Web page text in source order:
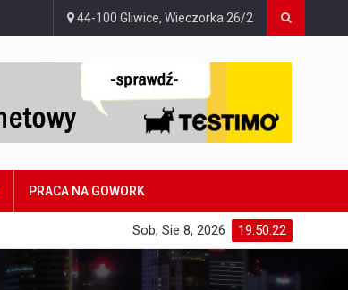
44-100 Gliwice, Wieczorka 26/2
PRACA NA GOWORK
19:50:23
Sob, Sie 8, 2026